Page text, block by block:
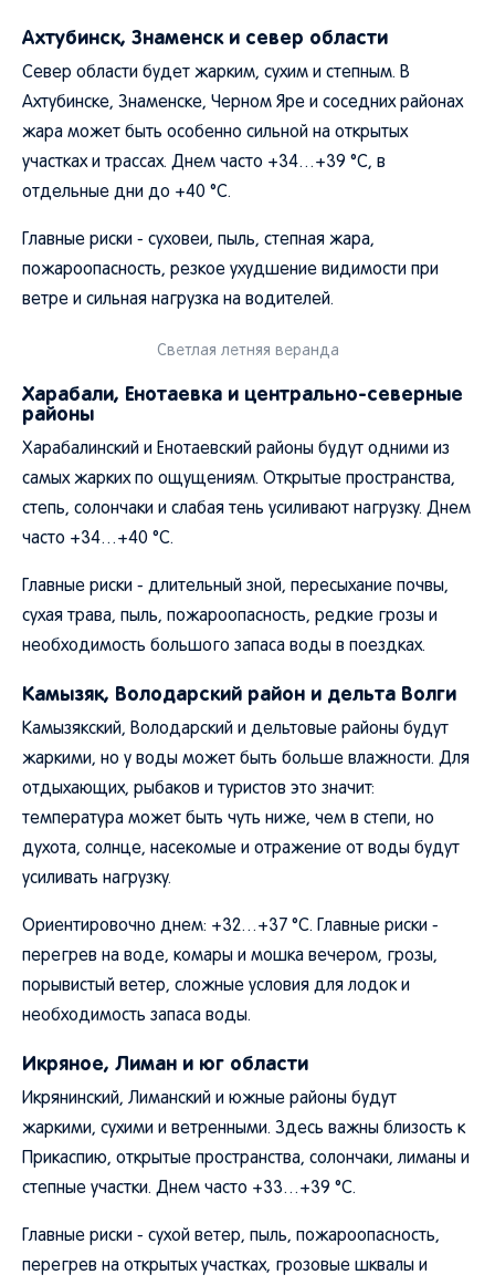
Ахтубинск, Знаменск и север области
Север области будет жарким, сухим и степным. В
Ахтубинске, Знаменске, Черном Яре и соседних районах
жара может быть особенно сильной на открытых
участках и трассах. Днем часто +34…+39 °C, в
отдельные дни до +40 °C.
Главные риски - суховеи, пыль, степная жара,
пожароопасность, резкое ухудшение видимости при
ветре и сильная нагрузка на водителей.
Светлая летняя веранда
Харабали, Енотаевка и центрально-северные
районы
Харабалинский и Енотаевский районы будут одними из
самых жарких по ощущениям. Открытые пространства,
степь, солончаки и слабая тень усиливают нагрузку. Днем
часто +34…+40 °C.
Главные риски - длительный зной, пересыхание почвы,
сухая трава, пыль, пожароопасность, редкие грозы и
необходимость большого запаса воды в поездках.
Камызяк, Володарский район и дельта Волги
Камызякский, Володарский и дельтовые районы будут
жаркими, но у воды может быть больше влажности. Для
отдыхающих, рыбаков и туристов это значит:
температура может быть чуть ниже, чем в степи, но
духота, солнце, насекомые и отражение от воды будут
усиливать нагрузку.
Ориентировочно днем: +32…+37 °C. Главные риски -
перегрев на воде, комары и мошка вечером, грозы,
порывистый ветер, сложные условия для лодок и
необходимость запаса воды.
Икряное, Лиман и юг области
Икрянинский, Лиманский и южные районы будут
жаркими, сухими и ветренными. Здесь важны близость к
Прикаспию, открытые пространства, солончаки, лиманы и
степные участки. Днем часто +33…+39 °C.
Главные риски - сухой ветер, пыль, пожароопасность,
перегрев на открытых участках, грозовые шквалы и